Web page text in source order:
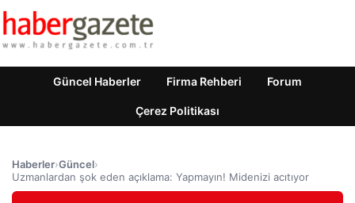
Güncel Haberler Firma Rehberi Forum
Çerez Politikası
Haberler›Güncel›
Uzmanlardan şok eden açıklama: Yapmayın! Midenizi acıtıyor